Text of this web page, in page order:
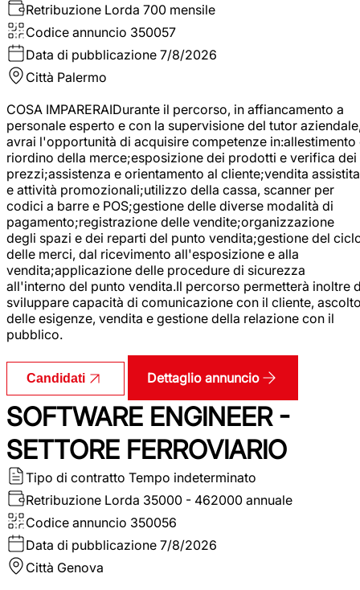
Retribuzione Lorda 700 mensile
Codice annuncio 350057
Data di pubblicazione 7/8/2026
Città Palermo
COSA IMPARERAIDurante il percorso, in affiancamento a
personale esperto e con la supervisione del tutor
avrai l'opportunità di acquisire competenze in:allestimento
riordino della merce;esposizione dei prodotti e verifica dei
prezzi;assistenza e orientamento al cliente;vendita assistita
e attività promozionali;utilizzo della cassa, scanner per
codici a barre e POS;gestione delle diverse modalità di
pagamento;registrazione delle vendite;organizzazione
degli spazi e dei reparti del punto vendita;gestione del
delle merci, dal ricevimento all'esposizione e alla
vendita;applicazione delle procedure di sicurezza
all'interno del punto vendita.Il percorso permetterà inoltre
sviluppare capacità di comunicazione con il cliente,
delle esigenze, vendita e gestione della relazione con il
pubblico.
Candidati Dettaglio annuncio
SOFTWARE ENGINEER -
SETTORE FERROVIARIO
Tipo di contratto Tempo indeterminato
Retribuzione Lorda 35000 - 462000 annuale
Codice annuncio 350056
Data di pubblicazione 7/8/2026
Città Genova